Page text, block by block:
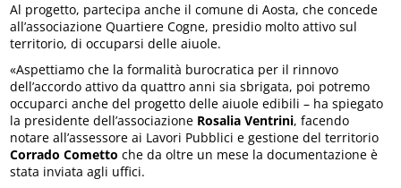
Al progetto, partecipa anche il comune di Aosta, che concede
all’associazione Quartiere Cogne, presidio molto attivo sul
territorio, di occuparsi delle aiuole.
«Aspettiamo che la formalità burocratica per il rinnovo
dell’accordo attivo da quattro anni sia sbrigata, poi potremo
occuparci anche del progetto delle aiuole edibili – ha spiegato
la presidente dell’associazione Rosalia Ventrini, facendo
notare all’assessore ai Lavori Pubblici e gestione del territorio
Corrado Cometto che da oltre un mese la documentazione è
stata inviata agli uffici.